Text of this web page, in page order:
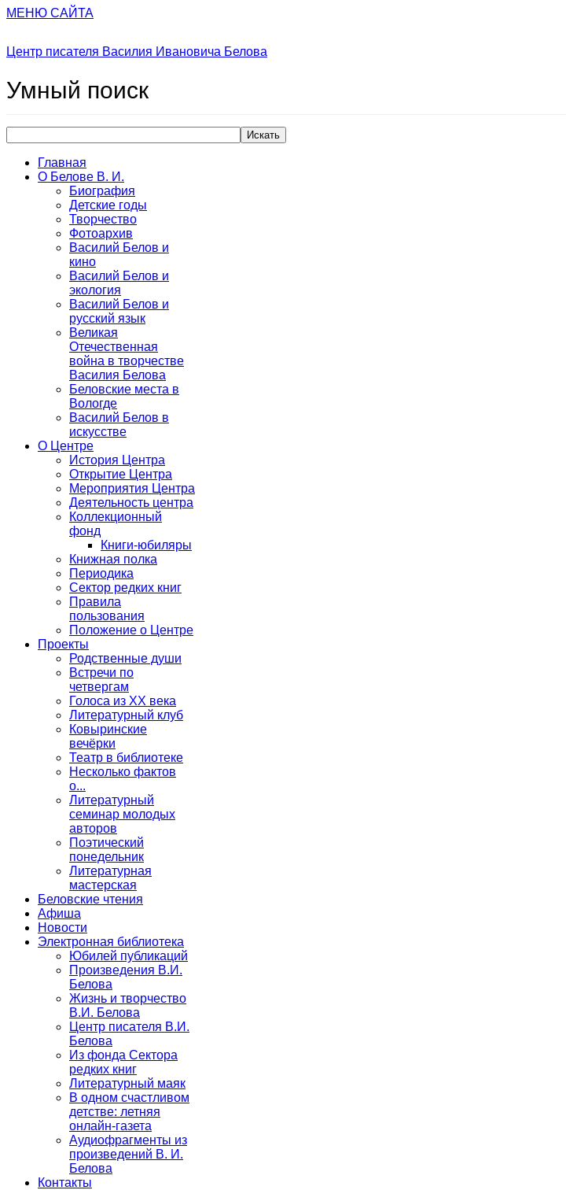
МЕНЮ САЙТА
Центр писателя Василия Ивановича Белова
Умный поиск
Искать
Главная
О Белове В. И.
Биография
Детские годы
Творчество
Фотоархив
Василий Белов и
кино
Василий Белов и
экология
Василий Белов и
русский язык
Великая
Отечественная
война в творчестве
Василия Белова
Беловские места в
Вологде
Василий Белов в
искусстве
О Центре
История Центра
Открытие Центра
Мероприятия Центра
Деятельность центра
Коллекционный
фонд
Книги-юбиляры
Книжная полка
Периодика
Сектор редких книг
Правила
пользования
Положение о Центре
Проекты
Родственные души
Встречи по
четвергам
Голоса из ХХ века
Литературный клуб
Ковыринские
вечёрки
Театр в библиотеке
Несколько фактов
о...
Литературный
семинар молодых
авторов
Поэтический
понедельник
Литературная
мастерская
Беловские чтения
Афиша
Новости
Электронная библиотека
Юбилей публикаций
Произведения В.И.
Белова
Жизнь и творчество
В.И. Белова
Центр писателя В.И.
Белова
Из фонда Сектора
редких книг
Литературный маяк
В одном счастливом
детстве: летняя
онлайн-газета
Аудиофрагменты из
произведений В. И.
Белова
Контакты